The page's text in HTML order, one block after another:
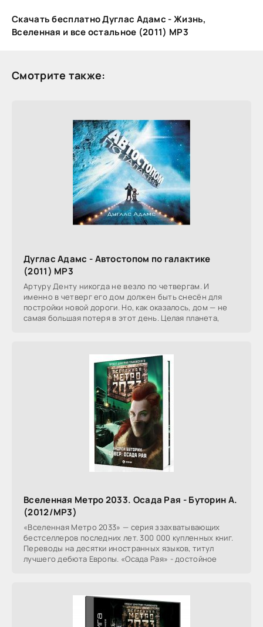
Скачать бесплатно Дуглас Адамс - Жизнь,
Вселенная и все остальное (2011) МР3
Смотрите также:
Дуглас Адамс - Автостопом по галактике
(2011) МР3
Артуру Денту никогда не везло по четвергам. И
именно в четверг его дом должен быть снесён для
постройки новой дороги. Но, как оказалось, дом — не
самая большая потеря в этот день. Целая планета,
Вселенная Метро 2033. Осада Рая - Буторин А.
(2012/МР3)
«Вселенная Метро 2033» — серия ззахватывающих
бестселлеров последних лет. 300 000 купленных книг.
Переводы на десятки иностранных языков, титул
лучшего дебюта Европы. «Осада Рая» - достойное